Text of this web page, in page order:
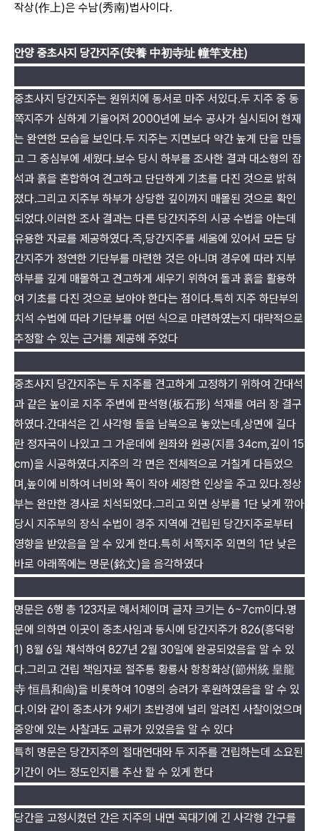
작상(作上)은 수남(秀南)법사이다.
안양 중초사지 당간지주(安養 中初寺址 幢竿支柱)
중초사지 당간지주는 원위치에 동서로 마주 서있다.두 지주 중 동
쪽지주가 심하게 기울어져 2000년에 보수 공사가 실시되어 현재
는 완연한 모습을 보인다.두 지주는 지면보다 약간 높게 단을 만들
고 그 중심부에 세웠다.보수 당시 하부를 조사한 결과 대소형의 잡
석과 흙을 혼합하여 견고하고 단단하게 기초를 다진 것으로 밝혀
졌다.그리고 지주부 하부가 상당한 깊이까지 매몰된 것으로 확인
되었다.이러한 조사 결과는 다른 당간지주의 시공 수법을 아는데
유용한 자료를 제공하였다.즉,당간지주를 세움에 있어서 모든 당
간지주가 정연한 기단부를 마련한 것은 아니며 경우에 따라 지부
하부를 깊게 매몰하고 견고하게 세우기 위하여 돌과 흙을 활용하
여 기초를 다진 것으로 보아야 한다는 점이다.특히 지주 하단부의
치석 수법에 따라 기단부를 어떤 식으로 마련하였는지 대략적으로
추정할 수 있는 근거를 제공해 주었다
중초사지 당간지주는 두 지주를 견고하게 고정하기 위하여 간대석
과 같은 높이로 지주 주변에 판석형(板石形) 석재를 여러 장 결구
하였다.간대석은 긴 사각형 돌을 남북으로 놓았는데,상면에 길다
란 정자국이 나있고 그 가운데에 원좌와 원공(지름 34cm,깊이 15
cm)을 시공하였다.지주의 각 면은 전체적으로 거칠게 다듬었으
며,높이에 비하여 너비와 폭이 작아 세장한 인상을 주고 있다.정상
부는 완만한 경사로 치석되었다.그리고 외면 상부를 1단 낮게 깎아
당시 지주부의 장식 수법이 경주 지역에 건립된 당간지주로부터
영향을 받았음을 알 수 있게 한다.특히 서쪽지주 외면의 1단 낮은
바로 아래쪽에는 명문(銘文)을 음각하였다
명문은 6행 총 123자로 해서체이며 글자 크기는 6~7cm이다.명
문에 의하면 이곳이 중초사임과 동시에 당간지주가 826(흥덕왕
1) 8월 6일 채석하여 827년 2월 30일에 완공되었음을 알 수 있
다.그리고 건립 책임자로 절주통 황룡사 항창화상(節州統 皇龍
寺 恒昌和尙)을 비롯하여 10명의 승려가 후원하였음을 알 수 있
다.이와 같이 중초사가 9세기 초반경에 널리 알려진 사찰이었으며
중앙에 있는 사찰과도 교류가 있었음을 알 수 있다
특히 명문은 당간지주의 절대연대와 두 지주를 건립하는데 소요된
기간이 어느 정도인지를 추산 할 수 있게 한다
당간을 고정시켰던 간은 지주의 내면 꼭대기에 긴 사각형 간구를